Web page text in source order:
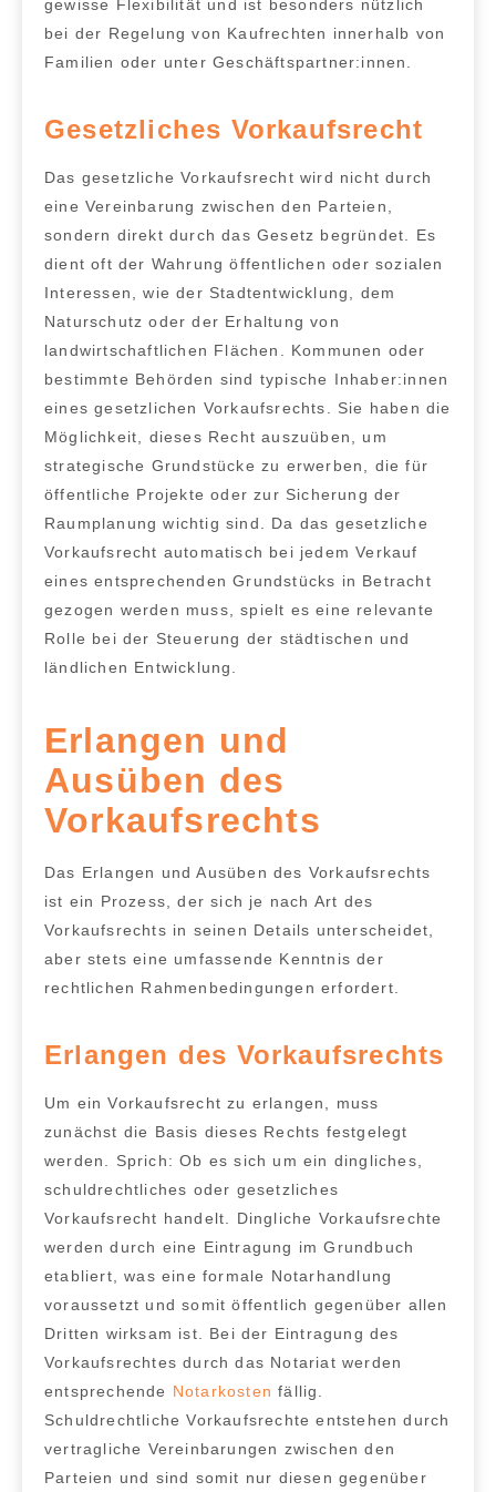
gewisse Flexibilität und ist besonders nützlich
bei der Regelung von Kaufrechten innerhalb von
Familien oder unter Geschäftspartner:innen.
Gesetzliches Vorkaufsrecht
Das gesetzliche Vorkaufsrecht wird nicht durch
eine Vereinbarung zwischen den Parteien,
sondern direkt durch das Gesetz begründet. Es
dient oft der Wahrung öffentlichen oder sozialen
Interessen, wie der Stadtentwicklung, dem
Naturschutz oder der Erhaltung von
landwirtschaftlichen Flächen. Kommunen oder
bestimmte Behörden sind typische Inhaber:innen
eines gesetzlichen Vorkaufsrechts. Sie haben die
Möglichkeit, dieses Recht auszuüben, um
strategische Grundstücke zu erwerben, die für
öffentliche Projekte oder zur Sicherung der
Raumplanung wichtig sind. Da das gesetzliche
Vorkaufsrecht automatisch bei jedem Verkauf
eines entsprechenden Grundstücks in Betracht
gezogen werden muss, spielt es eine relevante
Rolle bei der Steuerung der städtischen und
ländlichen Entwicklung.
Erlangen und
Ausüben des
Vorkaufsrechts
Das Erlangen und Ausüben des Vorkaufsrechts
ist ein Prozess, der sich je nach Art des
Vorkaufsrechts in seinen Details unterscheidet,
aber stetseine umfassende Kenntnis der
rechtlichen Rahmenbedingungen erfordert
Erlangen des Vorkaufsrechts
Um einVorkaufsrecht zu erlangen, muss
zunächst die Basis dieses Rechts festgelegt
werden. Sprich: Ob es sich um ein dingliches,
schuldrechtliches oder gesetzliches
Vorkaufsrecht handelt. Dingliche Vorkaufsrechte
werden durch eine Eintragung im Grundbuch
etabliert, was eine formale Notarhandlung
voraussetzt und somit öffentlich gegenüber allen
Dritten wirksam ist. Bei der Eintragung des
Vorkaufsrechtes durch das Notariat werden
entsprechende Notarkosten fällig.
Schuldrechtliche Vorkaufsrechte entstehen durch
vertragliche Vereinbarungen zwischen den
Parteien und sind somit nur diesen gegenüber